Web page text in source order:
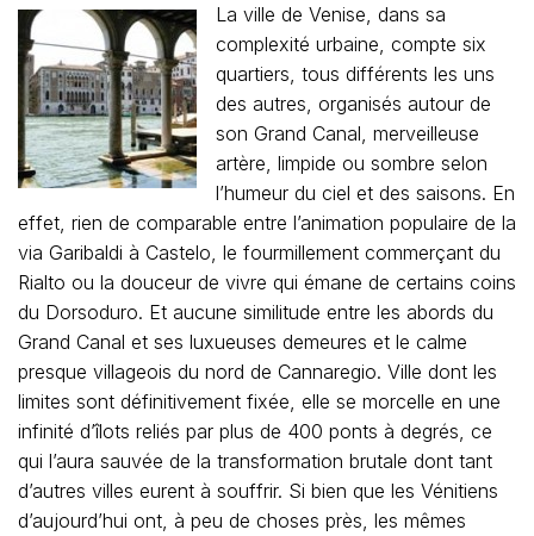
La ville de Venise, dans sa
complexité urbaine, compte six
quartiers, tous différents les uns
des autres, organisés autour de
son Grand Canal, merveilleuse
artère, limpide ou sombre selon
l’humeur du ciel et des saisons. En
effet, rien de comparable entre l’animation populaire de la
via Garibaldi à Castelo, le fourmillement commerçant du
Rialto ou la douceur de vivre qui émane de certains coins
du Dorsoduro. Et aucune similitude entre les abords du
Grand Canal et ses luxueuses demeures et le calme
presque villageois du nord de Cannaregio. Ville dont les
limites sont définitivement fixée, elle se morcelle en une
infinité d’îlots reliés par plus de 400 ponts à degrés, ce
qui l’aura sauvée de la transformation brutale dont tant
d’autres villes eurent à souffrir. Si bien que les Vénitiens
d’aujourd’hui ont, à peu de choses près, les mêmes